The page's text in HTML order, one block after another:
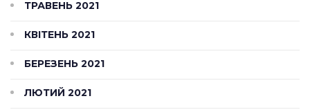
ТРАВЕНЬ 2021
КВІТЕНЬ 2021
БЕРЕЗЕНЬ 2021
ЛЮТИЙ 2021